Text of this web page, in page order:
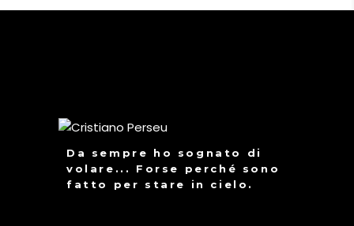
Da sempre ho sognato di
volare... Forse perché sono
fatto per stare in cielo.